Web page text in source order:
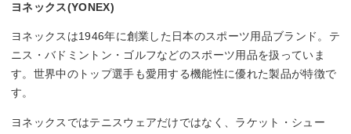
ヨネックス(YONEX)
ヨネックスは1946年に創業した日本のスポーツ用品ブランド。テ
ニス・バドミントン・ゴルフなどのスポーツ用品を扱っていま
す。世界中のトップ選手も愛用する機能性に優れた製品が特徴で
す。
ヨネックスではテニスウェアだけではなく、ラケット・シュー